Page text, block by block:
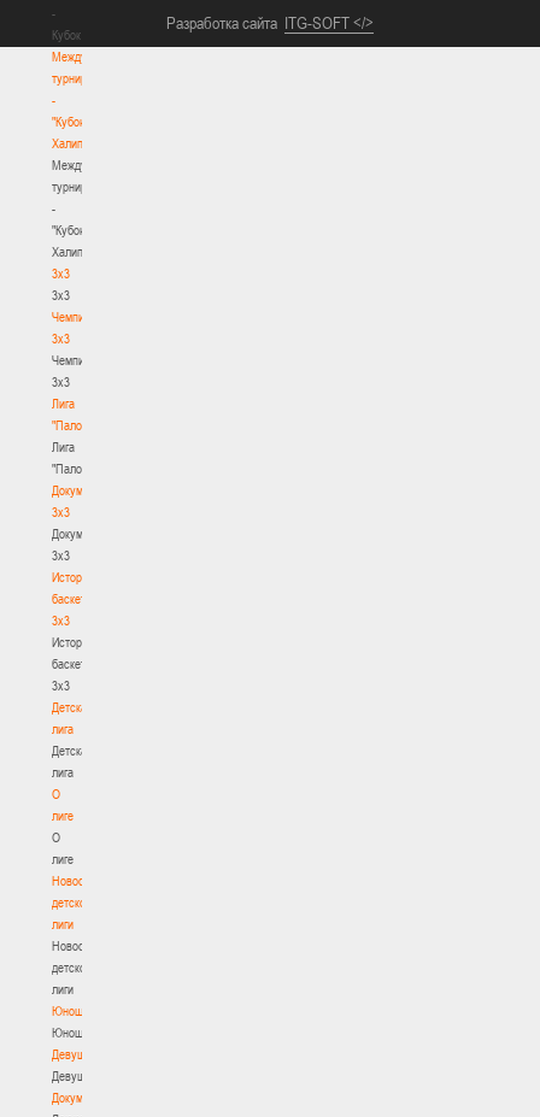
-
Кубок
Международный
турнир
-
"Кубок
Халипского"
Международный
турнир
-
"Кубок
Халипского"
3x3
3x3
Чемпионат
3х3
Чемпионат
3х3
Лига
"Палова"
Лига
"Палова"
Документы
3х3
Документы
3х3
История
баскетбола
3х3
История
баскетбола
3х3
Детская
лига
Детская
лига
О
лиге
О
лиге
Новости
детской
лиги
Новости
детской
лиги
Юноши
Юноши
Девушки
Девушки
Документы
Разработка сайта ITG-SOFT </>